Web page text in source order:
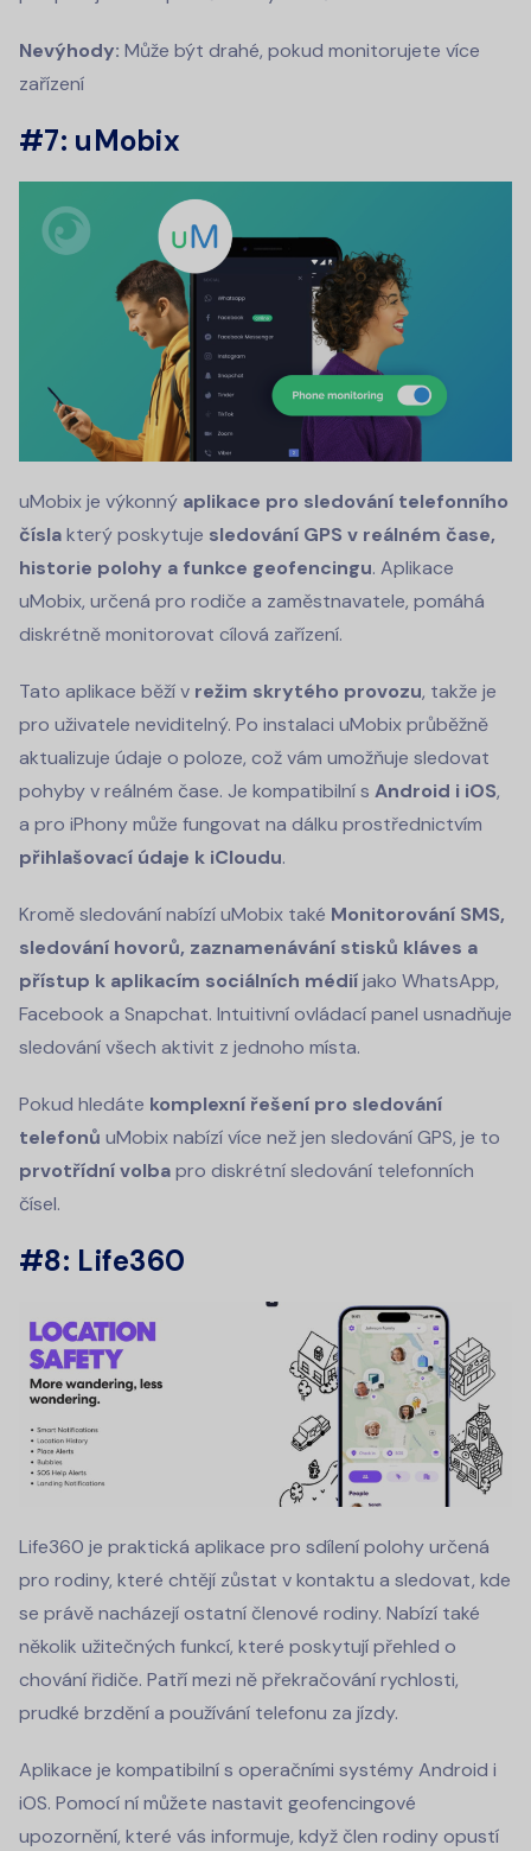
Nevýhody: Může být drahé, pokud monitorujete více
zařízení
#7: uMobix
uMobix je výkonný aplikace pro sledování telefonního
číslakterý poskytuje sledování GPS v reálném čase,
historie polohy a funkce geofencingu. Aplikace
uMobix, určená pro rodiče a zaměstnavatele, pomáhá
diskrétně monitorovat cílová zařízení.
Tato aplikace běží v režim skrytého provozu, takže je
pro uživatele neviditelný. Po instalaci uMobix průběžně
aktualizuje údaje o poloze, což vám umožňuje sledovat
pohyby v reálném čase. Je kompatibilní s Android i iOS,
a pro iPhony může fungovat na dálku prostřednictvím
přihlašovací údaje k iCloudu.
Kromě sledování nabízí uMobix také Monitorování SMS,
sledování hovorů, zaznamenávání stisků kláves a
přístup k aplikacím sociálních médiíjako WhatsApp,
Facebook a Snapchat. Intuitivní ovládací panel usnadňuje
sledování všech aktivit z jednoho místa.
Pokud hledáte komplexní řešení pro sledování
telefonů uMobix nabízí více než jen sledování GPS, je to
prvotřídní volbapro diskrétní sledování telefonních
čísel.
#8: Life360
Life360 je praktická aplikace pro sdílení polohy určená
pro rodiny, které chtějí zůstat v kontaktu a sledovat, kde
se právě nacházejí ostatní členové rodiny. Nabízí také
několik užitečných funkcí, které poskytují přehled o
chování řidiče. Patří mezi ně překračování rychlosti,
prudké brzdění a používání telefonu za jízdy.
Aplikace je kompatibilní s operačními systémy Android i
iOS. Pomocí ní můžete nastavit geofencingové
upozornění, které vás informuje, když člen rodiny opustí